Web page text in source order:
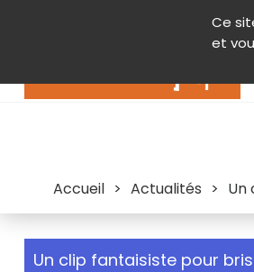
Ce
et
Contenu
Accueil > Actualités > Un
Un clip fantaisiste pour